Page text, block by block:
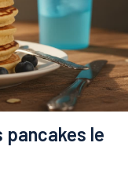
pancakes le